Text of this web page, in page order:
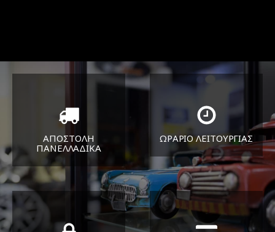
ΑΠΟΣΤΟΛΗ
ΠΑΝΕΛΛΑΔΙΚA
Όπου και αν είστε θα σας
στείλουμε τα ελαστικά σας
ΩΡΑΡΙΟ ΛΕΙΤΟΥΡΓΙΑΣ
ΔΕΥ-ΠΑΡ 8:30-17:30
ΣΑΒ 8:30-13:30